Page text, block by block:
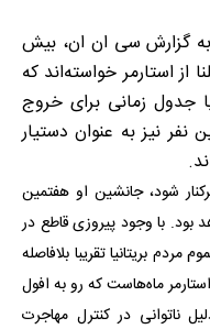
به گزارش سی ان ان، بیش
از استارمر خواسته‌اند که
جدول زمانی برای خروج
نیز به عنوان دستیار
شود، جانشین او هفتمین
بود. با وجود پیروزی قاطع در
عموم مردم بریتانیا تقریبا بلافاصله
ماه‌هاست که رو به افول
ناتوانی در کنترل مهاجرت